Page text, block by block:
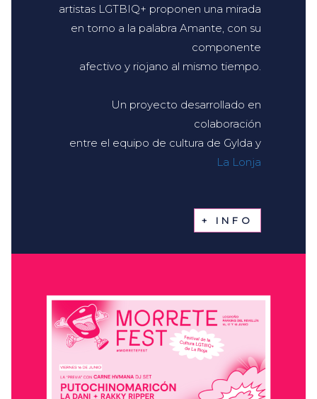
artistas LGTBIQ+ proponen una mirada
en torno a la palabra Amante, con su
componente
afectivo y riojano al mismo tiempo.
Un proyecto desarrollado en
colaboración
entre el equipo de cultura de Gylda y
La Lonja
+ INFO